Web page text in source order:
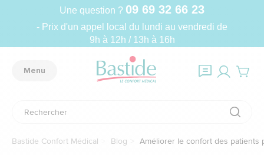
Une question ? 09 69 32 66 23
- Prix d'un appel local du lundi au vendredi de
9h à 12h / 13h à 16h
Menu
Bastide Confort Médical Blog Améliorer le confort des patients